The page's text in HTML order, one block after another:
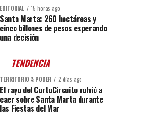
EDITORIAL 15 horas ago
Santa Marta: 260 hectáreas y
cinco billones de pesos esperando
una decisión
TENDENCIA
TERRITORIO & PODER 2 días ago
El rayo del CortoCircuito volvió a
caer sobre Santa Marta durante
las Fiestas del Mar